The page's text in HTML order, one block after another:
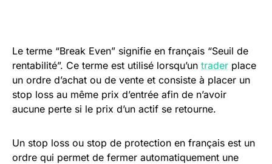
Le terme “Break Even” signifie en français “Seuil de
rentabilité”. Ce terme est utilisé lorsqu’un trader place
un ordre d’achat ou de vente et consiste à placer un
stop loss au même prix d’entrée afin de n’avoir
aucune perte si le prix d’un actif se retourne.
Un stop loss ou stop de protection en français est un
ordre qui permet de fermer automatiquement une